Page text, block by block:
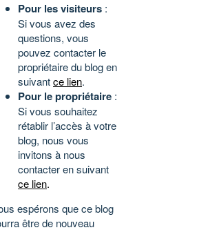
Pour les visiteurs :
Si vous avez des
questions, vous
pouvez contacter le
propriétaire du blog en
suivantce lien.
Pour le propriétaire :
Si vous souhaitez
rétablir l’accès à votre
blog, nous vous
invitons à nous
contacter en suivant
ce lien.
espérons que ce blog
être de nouveau